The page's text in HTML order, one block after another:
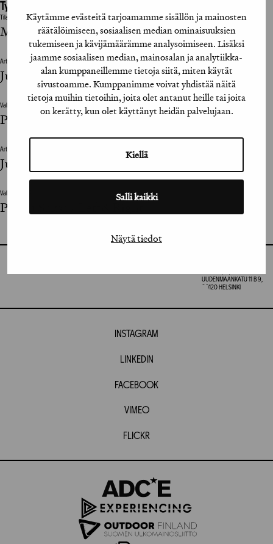
Käytämme evästeitä tarjoamamme sisällön ja mainosten
räätälöimiseen, sosiaalisen median ominaisuuksien
tukemiseen ja kävijämäärämme analysoimiseen. Lisäksi
jaamme sosiaalisen median, mainosalan ja analytiikka-
alan kumppaneillemme tietoja siitä, miten käytät
sivustoamme. Kumppanimme voivat yhdistää näitä
tietoja muihin tietoihin, joita olet antanut heille tai joita
on kerätty, kun olet käyttänyt heidän palvelujaan.
Kiellä
Salli kaikki
Näytä tiedot
Työhön osallistuneet henkilöt / tahot:
Tilaaja
Megamania
Art Director
Jussi Karjalainen
Valokuvat / Photographs
Perttu Saksa / Left&Right
Art Director
Jussi Karjalainen
Valokuvat / Photographs
Perttu Saksa / Left&Right
UUDENMAANKATU 11 B 9,
00120 HELSINKI
INSTAGRAM
LINKEDIN
FACEBOOK
VIMEO
FLICKR